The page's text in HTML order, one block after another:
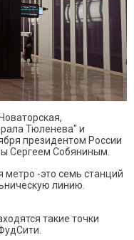
Тюленева" и
президентом России
Сергеем Собяниным.
метро -это семь станций
линию.
такие точки